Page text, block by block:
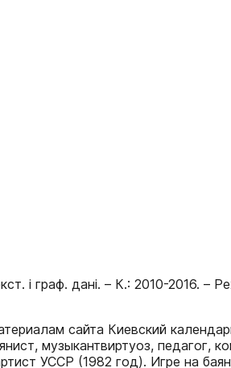
і граф. дані. – К.: 2010-2016. –
сайта Киевский
музыкантвиртуоз, педагог,
УССР (1982 год). Игре на